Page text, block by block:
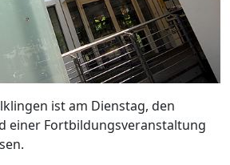
ist am Dienstag, den
einer Fortbildungsveranstaltung